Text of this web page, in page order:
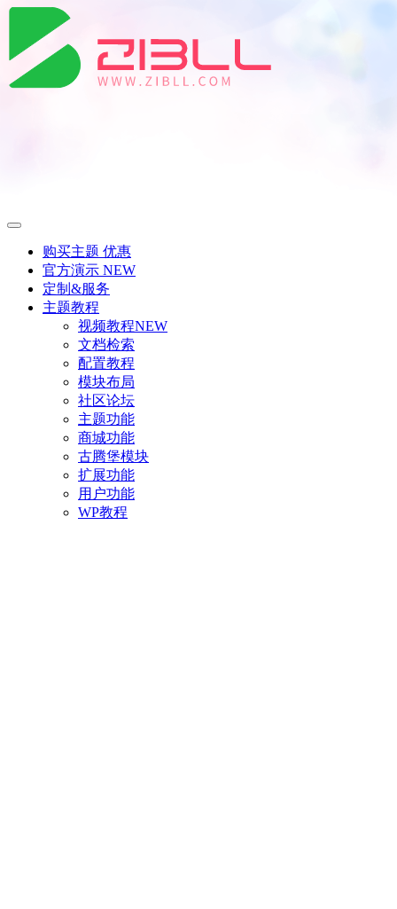
购买主题 优惠
官方演示 NEW
定制&服务
主题教程
视频教程NEW
文档检索
配置教程
模块布局
社区论坛
主题功能
商城功能
古腾堡模块
扩展功能
用户功能
WP教程